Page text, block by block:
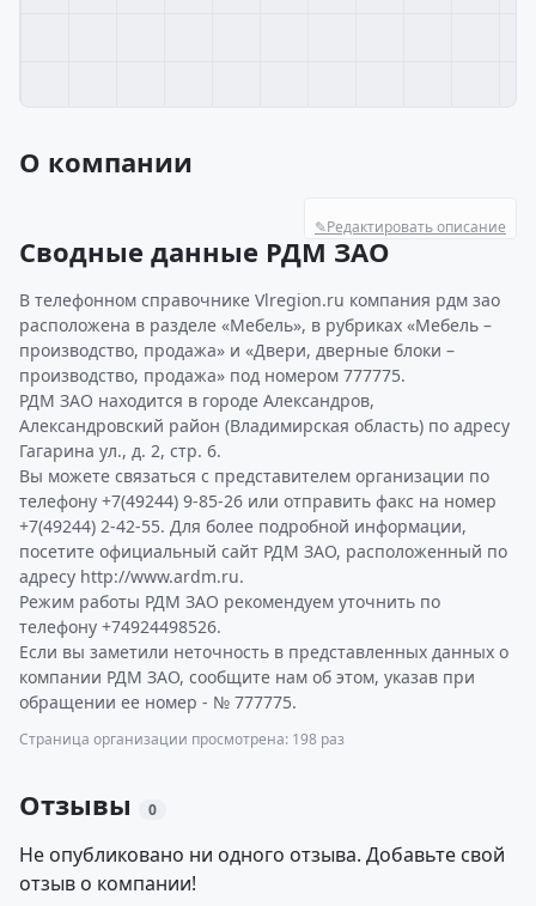
О компании
✎Редактировать описание
Сводные данные РДМ ЗАО
В телефонном справочнике Vlregion.ru компания рдм зао
расположена в разделе «Мебель», в рубриках «Мебель –
производство, продажа» и «Двери, дверные блоки –
производство, продажа» под номером 777775.
РДМ ЗАО находится в городе Александров,
Александровский район (Владимирская область) по адресу
Гагарина ул., д. 2, стр. 6.
Вы можете связаться с представителем организации по
телефону +7(49244) 9-85-26 или отправить факс на номер
+7(49244) 2-42-55. Для более подробной информации,
посетите официальный сайт РДМ ЗАО, расположенный по
адресу http://www.ardm.ru.
Режим работы РДМ ЗАО рекомендуем уточнить по
телефону +74924498526.
Если вы заметили неточность в представленных данных о
компании РДМ ЗАО, сообщите нам об этом, указав при
обращении ее номер - № 777775.
Страница организации просмотрена: 198 раз
Отзывы 0
Не опубликовано ни одного отзыва. Добавьте свой
отзыв о компании!